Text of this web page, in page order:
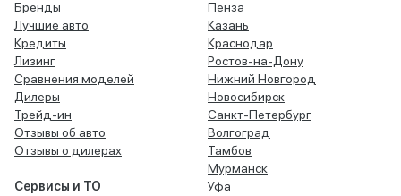
Бренды
Лучшие авто
Кредиты
Лизинг
Сравнения моделей
Дилеры
Трейд-ин
Отзывы об авто
Отзывы о дилерах
Сервисы и ТО
Пенза
Казань
Краснодар
Ростов-на-Дону
Нижний Новгород
Новосибирск
Санкт-Петербург
Волгоград
Тамбов
Мурманск
Уфа